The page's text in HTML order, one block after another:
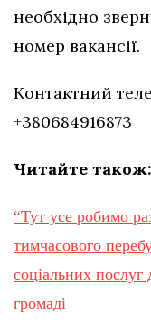
необхідно
номер вакансії.
Контактний
+380684916873
Читайте також:
“Тут усе робимо
тимчасового
соціальних послуг
громаді